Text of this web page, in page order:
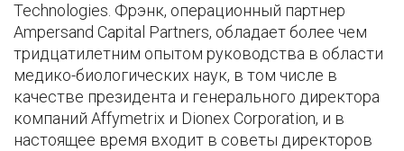
Technologies. Фрэнк, операционный партнер
Ampersand Capital Partners, обладает более чем
тридцатилетним опытом руководства в области
медико-биологических наук, в том числе в
качестве президента и генерального директора
компаний Affymetrix и Dionex Corporation, и в
настоящее время входит в советы директоров